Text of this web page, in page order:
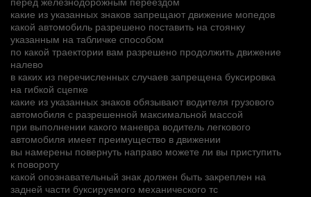
какие из указанных знаков запрещают движение мопедов
какой автомобиль разрешено поставить на стоянку
указанным на табличке способом
по какой траектории вам разрешено продолжить движение
налево
в каких из перечисленных случаев запрещена буксировка
на гибкой сцепке
какие из указанных знаков обязывают водителя грузового
автомобиля с разрешенной максимальной массой
при выполнении какого маневра водитель легкового
автомобиля имеет преимущество в движении
вы намерены повернуть направо можете ли вы приступить
к повороту
какой опознавательный знак должен быть закреплен на
задней части буксируемого механического тс